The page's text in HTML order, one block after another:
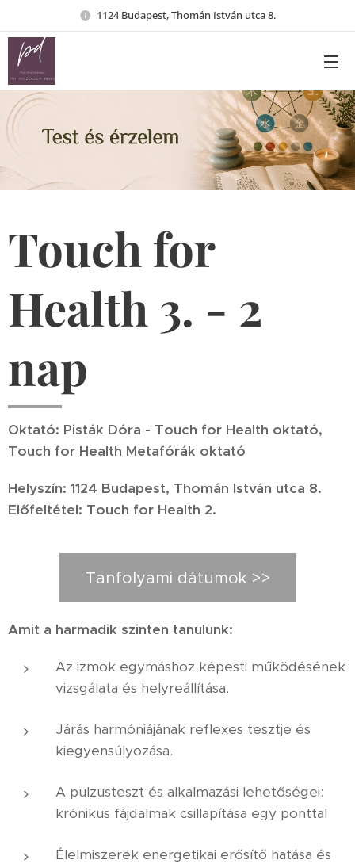
1124 Budapest, Thomán István utca 8.
Touch for
Health 3. - 2
nap
Oktató: Pisták Dóra - Touch for Health oktató,
Touch for Health Metafórák oktató
Helyszín: 1124 Budapest, Thomán István utca 8.
Előfeltétel: Touch for Health 2.
Tanfolyami dátumok >>
Amit a harmadik szinten tanulunk:
Az izmok egymáshoz képesti működésének
vizsgálata és helyreállítása.
Járás harmóniájának reflexes tesztje és
kiegyensúlyozása.
A pulzusteszt és alkalmazási lehetőségei:
krónikus fájdalmak csillapítása egy ponttal
Élelmiszerek energetikai erősítő hatása és